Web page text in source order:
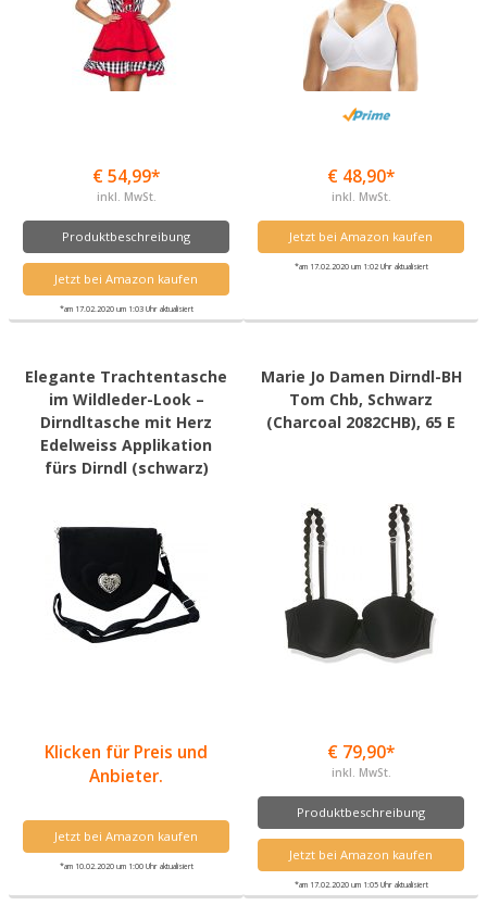
€ 54,99*
inkl. MwSt.
Produktbeschreibung
Jetzt bei Amazon kaufen
*am 17.02.2020 um 1:03 Uhr aktualisiert
€ 48,90*
inkl. MwSt.
Jetzt bei Amazon kaufen
*am 17.02.2020 um 1:02 Uhr aktualisiert
Elegante Trachtentasche
im Wildleder-Look –
Dirndltasche mit Herz
Edelweiss Applikation
fürs Dirndl (schwarz)
Klicken für Preis und
Anbieter.
Jetzt bei Amazon kaufen
*am 10.02.2020 um 1:00 Uhr aktualisiert
Marie Jo Damen Dirndl-BH
Tom Chb, Schwarz
(Charcoal 2082CHB), 65 E
€ 79,90*
inkl. MwSt.
Produktbeschreibung
Jetzt bei Amazon kaufen
*am 17.02.2020 um 1:05 Uhr aktualisiert